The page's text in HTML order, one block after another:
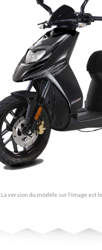
La version du modèle sur l'image est